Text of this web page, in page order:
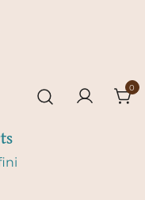
0